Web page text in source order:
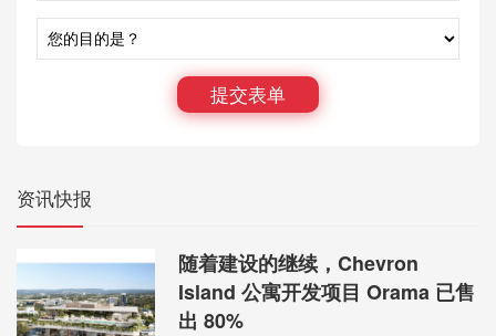
跌幅区则集中在高密度开发区，供给消化困难、租金压力大。
提交表单
资讯快报
随着建设的继续，Chevron
Island 公寓开发项目 Orama 已售
出 80%